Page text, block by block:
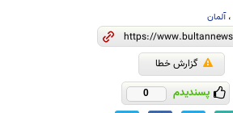
،آلمان
گزارش خطا
پسندیدم 0